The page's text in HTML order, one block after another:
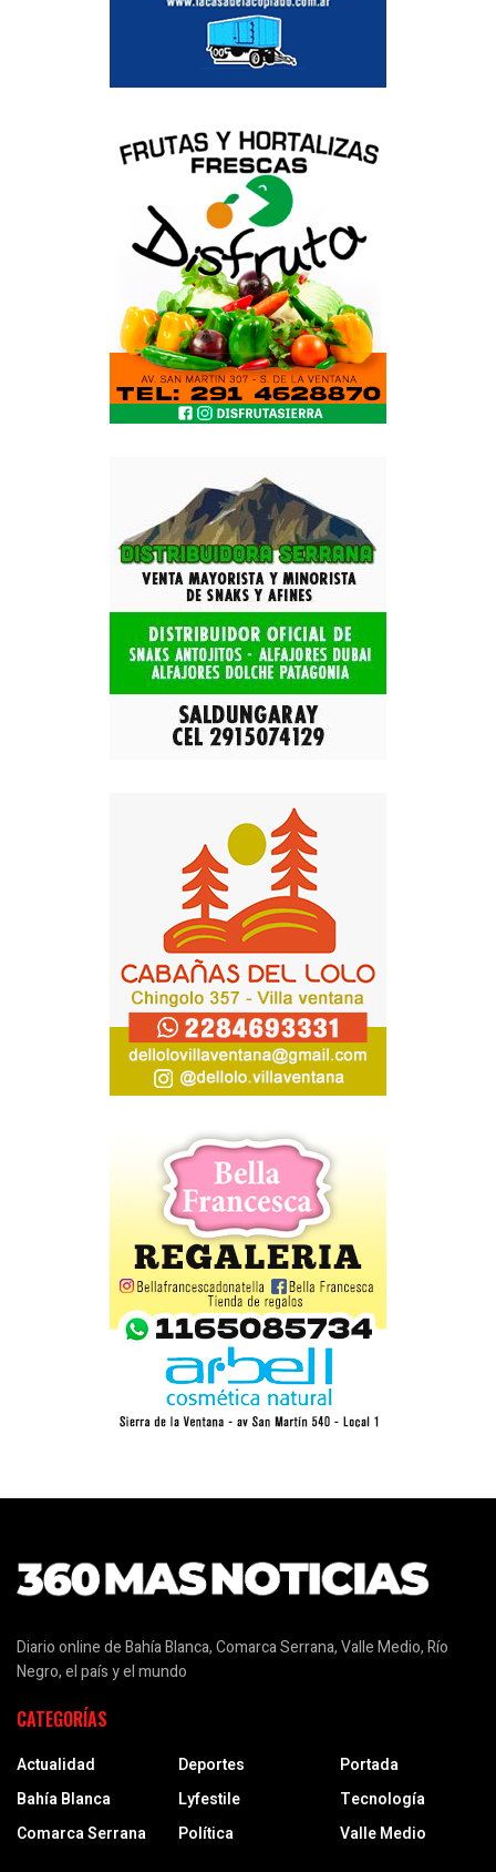
Diario online de Bahía Blanca, Comarca Serrana, Valle Medio, Río
Negro, el país y el mundo
CATEGORÍAS
Actualidad
Bahía Blanca
Comarca Serrana
Deportes
Lyfestile
Política
Portada
Tecnología
Valle Medio